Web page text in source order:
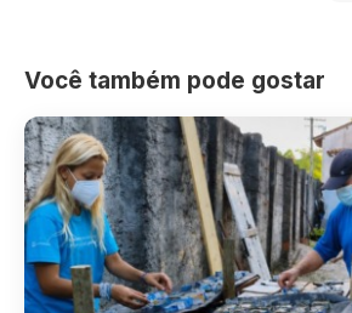
Você também pode gostar